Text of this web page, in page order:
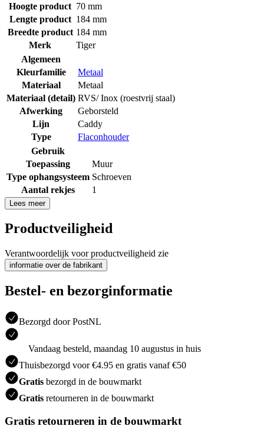
Hoogte product 70 mm
Lengte product 184 mm
Breedte product 184 mm
Merk
Tiger
Algemeen
Kleurfamilie
Metaal
Materiaal
Metaal
Materiaal (detail) RVS/ Inox (roestvrij staal)
Afwerking
Geborsteld
Lijn
Caddy
Type
Flaconhouder
Gebruik
Toepassing
Muur
Type ophangsysteem Schroeven
Aantal rekjes
1
Lees meer
Productveiligheid
Verantwoordelijk voor productveiligheid zie
informatie over de fabrikant
Bestel- en bezorginformatie
Bezorgd door PostNL
Vandaag besteld, maandag 10 augustus in huis
Thuisbezorgd voor €4.95 en gratis vanaf €50
Gratis bezorgd in de bouwmarkt
Gratis retourneren in de bouwmarkt
Gratis retourneren in de bouwmarkt